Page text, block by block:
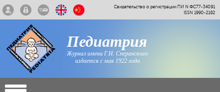
Свидетельство о регистрации ПИ N ФС77-34091
ISSN 1990-2182
Педиатрия
Журнал имени Г.Н. Сперанского
издается с мая 1922 года